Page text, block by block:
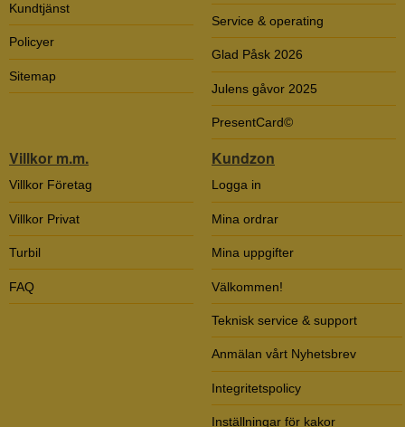
Kundtjänst
Policyer
Sitemap
Service & operating
Glad Påsk 2026
Julens gåvor 2025
PresentCard©
Villkor m.m.
Villkor Företag
Villkor Privat
Turbil
FAQ
Kundzon
Logga in
Mina ordrar
Mina uppgifter
Välkommen!
Teknisk service & support
Anmälan vårt Nyhetsbrev
Integritetspolicy
Inställningar för kakor